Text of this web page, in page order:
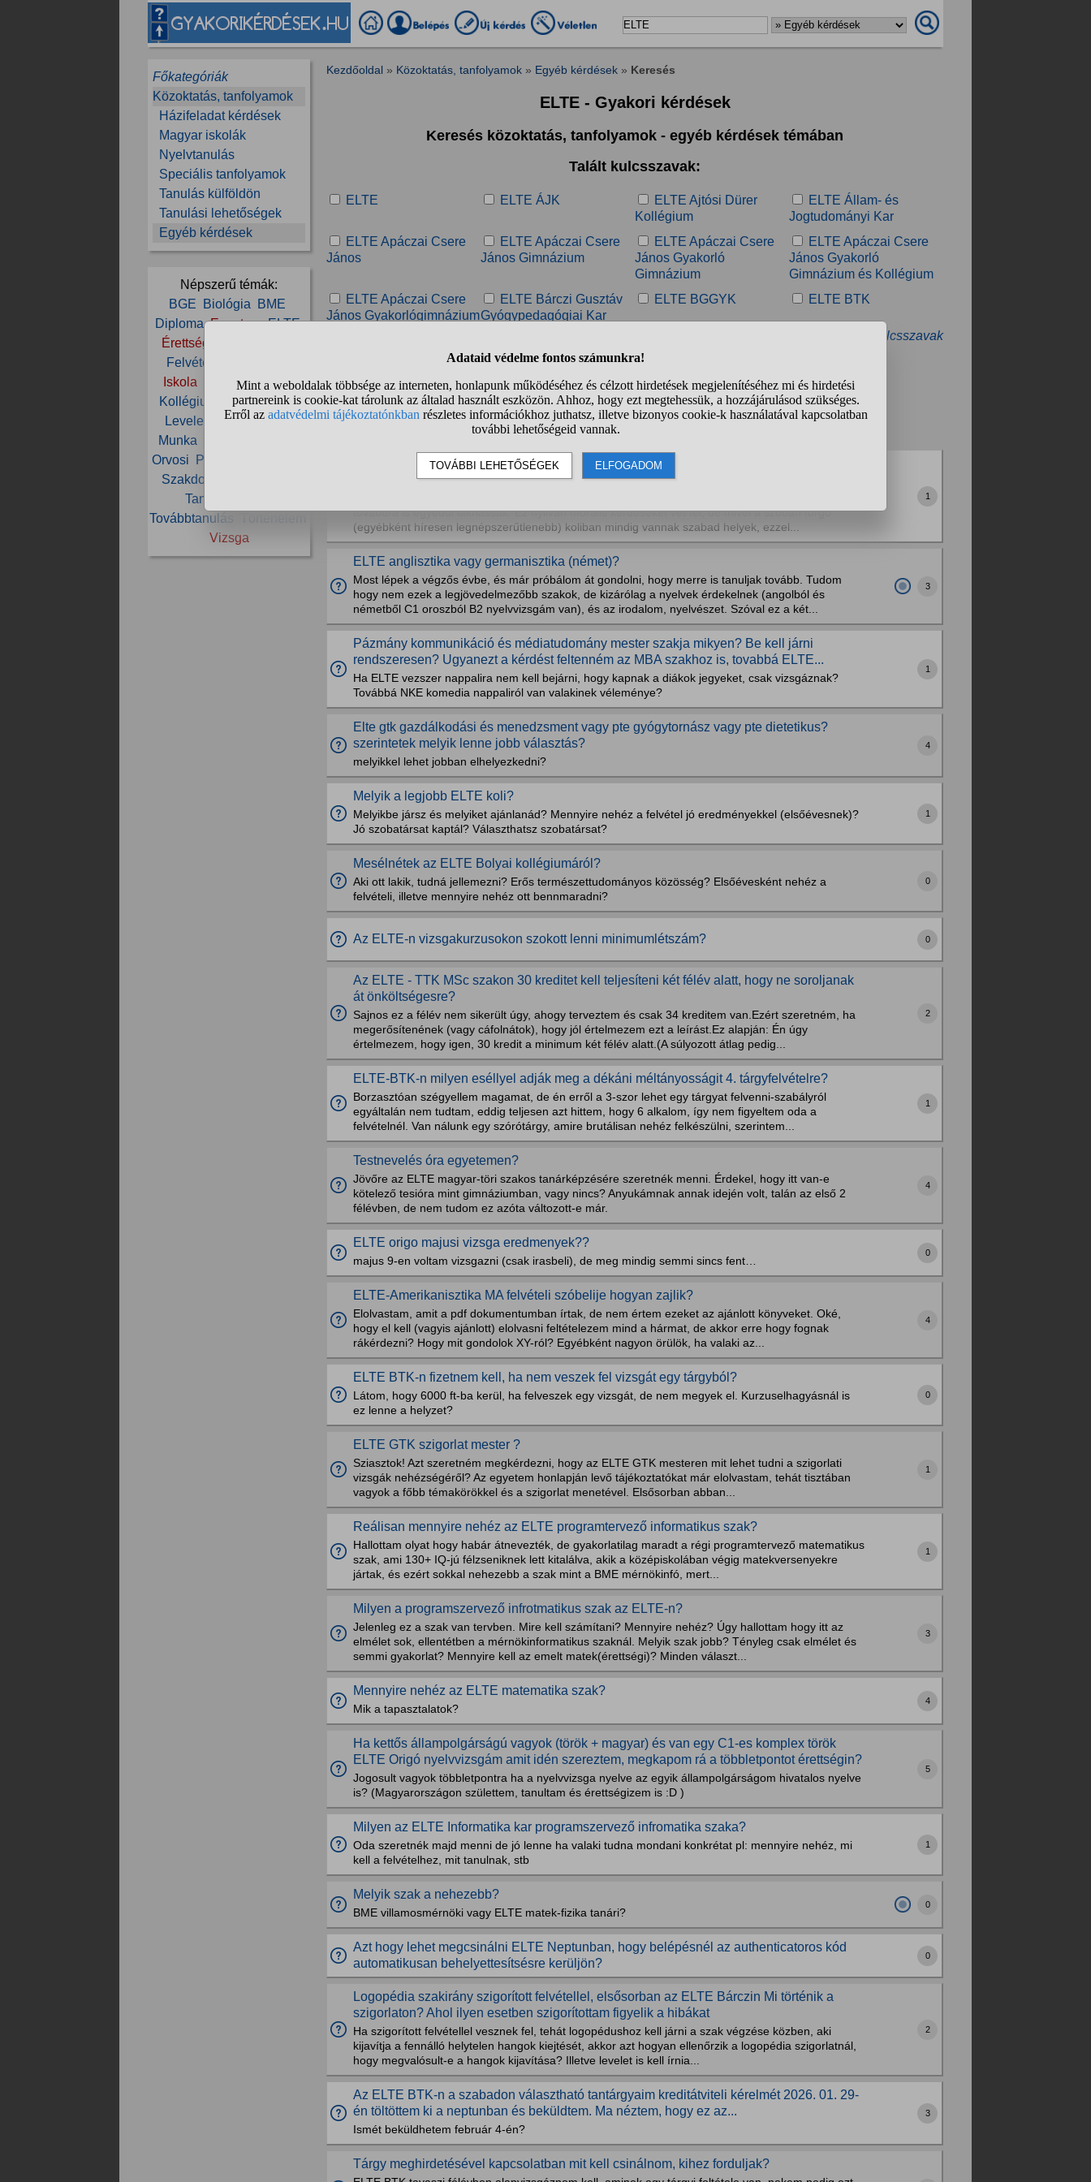
Főkategóriák
Közoktatás, tanfolyamok
Házifeladat kérdések
Magyar iskolák
Nyelvtanulás
Speciális tanfolyamok
Tanulás külföldön
Tanulási lehetőségek
Egyéb kérdések
Népszerű témák:
BGE
Biológia
BME
Diploma Egyetem ELTE
Érettségi
Felvételi
Iskola
Kémia Képzés
Kollégium
Középiskola
Levelező
Matematika
Munka
Orvosi
Pszichológia
Szakdolgozat
Tanár
Továbbtanulás
Vizsga
Kezdőoldal » Közoktatás, tanfolyamok » Egyéb kérdések » Keresés
ELTE - Gyakori kérdések
Keresés közoktatás, tanfolyamok - egyéb kérdések témában
Talált kulcsszavak:
ELTE ELTE ÁJK
ELTE Ajtósi Dürer
Kollégium
ELTE Állam- és
Jogtudományi Kar
ELTE Apáczai Csere
János
ELTE Apáczai Csere
János Gimnázium
ELTE Apáczai Csere
János Gyakorló
Gimnázium
ELTE Apáczai Csere
János Gyakorló
Gimnázium és Kollégium
ELTE Apáczai Csere
János Gyakorlógimnázium
ELTE Bárczi Gusztáv
Gyógypedagógiai Kar
ELTE BGGYK ELTE BTK
» További kapcsolódó kulcsszavak
Talált kérdések:
1 2 3 4 5 6 7 8 9 10 ... ❯ ❯❯
ELTE-s doktoranduszt keresek (vagy akár akit épp most vettek fel PhD-ra). Tud nekem
segíteni valaki? Részletek lentebb.
továbbra is egyedül lakhassak. Ez nyilván morális kérdéseket vet fel, de mivel a szóban forgó
(egyébként híresen legnépszerűtlenebb) koliban mindig vannak szabad helyek, ezzel...
1
ELTE anglisztika vagy germanisztika (német)?
Most lépek a végzős évbe, és már próbálom át gondolni, hogy merre is tanuljak tovább. Tudom
hogy nem ezek a legjövedelmezőbb szakok, de kizárólag a nyelvek érdekelnek (angolból és
németből C1 oroszból B2 nyelvvizsgám van), és az irodalom, nyelvészet. Szóval ez a két...
3
Pázmány kommunikáció és médiatudomány mester szakja mikyen? Be kell járni
rendszeresen? Ugyanezt a kérdést feltenném az MBA szakhoz is, tovabbá ELTE...
Ha ELTE vezszer nappalira nem kell bejárni, hogy kapnak a diákok jegyeket, csak vizsgáznak?
Továbbá NKE komedia nappaliról van valakinek véleménye?
1
Elte gtk gazdálkodási és menedzsment vagy pte gyógytornász vagy pte dietetikus?
szerintetek melyik lenne jobb választás?
melyikkel lehet jobban elhelyezkedni?
4
Melyik a legjobb ELTE koli?
Melyikbe jársz és melyiket ajánlanád? Mennyire nehéz a felvétel jó eredményekkel (elsőévesnek)?
Jó szobatársat kaptál? Választhatsz szobatársat?
1
Mesélnétek az ELTE Bolyai kollégiumáról?
Aki ott lakik, tudná jellemezni? Erős természettudományos közösség? Elsőévesként nehéz a
felvételi, illetve mennyire nehéz ott bennmaradni?
0
Az ELTE-n vizsgakurzusokon szokott lenni minimumlétszám? 0
Az ELTE - TTK MSc szakon 30 kreditet kell teljesíteni két félév alatt, hogy ne soroljanak
át önköltségesre?
Sajnos ez a félév nem sikerült úgy, ahogy terveztem és csak 34 kreditem van.Ezért szeretném, ha
megerősítenének (vagy cáfolnátok), hogy jól értelmezem ezt a leírást.Ez alapján: Én úgy
értelmezem, hogy igen, 30 kredit a minimum két félév alatt.(A súlyozott átlag pedig...
2
ELTE-BTK-n milyen eséllyel adják meg a dékáni méltányosságit 4. tárgyfelvételre?
Borzasztóan szégyellem magamat, de én erről a 3-szor lehet egy tárgyat felvenni-szabályról
egyáltalán nem tudtam, eddig teljesen azt hittem, hogy 6 alkalom, így nem figyeltem oda a
felvételnél. Van nálunk egy szórótárgy, amire brutálisan nehéz felkészülni, szerintem...
1
Testnevelés óra egyetemen?
Jövőre az ELTE magyar-töri szakos tanárképzésére szeretnék menni. Érdekel, hogy itt van-e
kötelező tesióra mint gimnáziumban, vagy nincs? Anyukámnak annak idején volt, talán az első 2
félévben, de nem tudom ez azóta változott-e már.
4
ELTE origo majusi vizsga eredmenyek??
majus 9-en voltam vizsgazni (csak irasbeli), de meg mindig semmi sincs fent…
0
ELTE-Amerikanisztika MA felvételi szóbelije hogyan zajlik?
Elolvastam, amit a pdf dokumentumban írtak, de nem értem ezeket az ajánlott könyveket. Oké,
hogy el kell (vagyis ajánlott) elolvasni feltételezem mind a hármat, de akkor erre hogy fognak
rákérdezni? Hogy mit gondolok XY-ról? Egyébként nagyon örülök, ha valaki az...
4
ELTE BTK-n fizetnem kell, ha nem veszek fel vizsgát egy tárgyból?
Látom, hogy 6000 ft-ba kerül, ha felveszek egy vizsgát, de nem megyek el. Kurzuselhagyásnál is
ez lenne a helyzet?
0
ELTE GTK szigorlat mester ?
Sziasztok! Azt szeretném megkérdezni, hogy az ELTE GTK mesteren mit lehet tudni a szigorlati
vizsgák nehézségéről? Az egyetem honlapján levő tájékoztatókat már elolvastam, tehát tisztában
vagyok a főbb témakörökkel és a szigorlat menetével. Elsősorban abban...
1
Reálisan mennyire nehéz az ELTE programtervező informatikus szak?
Hallottam olyat hogy habár átnevezték, de gyakorlatilag maradt a régi programtervező matematikus
szak, ami 130+ IQ-jú félzseniknek lett kitalálva, akik a középiskolában végig matekversenyekre
jártak, és ezért sokkal nehezebb a szak mint a BME mérnökinfó, mert...
1
Milyen a programszervező infrotmatikus szak az ELTE-n?
Jelenleg ez a szak van tervben. Mire kell számítani? Mennyire nehéz? Úgy hallottam hogy itt az
elmélet sok, ellentétben a mérnökinformatikus szaknál. Melyik szak jobb? Tényleg csak elmélet és
semmi gyakorlat? Mennyire kell az emelt matek(érettségi)? Minden választ...
3
Mennyire nehéz az ELTE matematika szak?
Mik a tapasztalatok?
4
Ha kettős állampolgárságú vagyok (török + magyar) és van egy C1-es komplex török
ELTE Origó nyelvvizsgám amit idén szereztem, megkapom rá a többletpontot érettségin?
Jogosult vagyok többletpontra ha a nyelvvizsga nyelve az egyik állampolgárságom hivatalos nyelve
is? (Magyarországon születtem, tanultam és érettségizem is :D )
5
Milyen az ELTE Informatika kar programszervező infromatika szaka?
Oda szeretnék majd menni de jó lenne ha valaki tudna mondani konkrétat pl: mennyire nehéz, mi
kell a felvételhez, mit tanulnak, stb
1
Melyik szak a nehezebb?
BME villamosmérnöki vagy ELTE matek-fizika tanári?
0
Azt hogy lehet megcsinálni ELTE Neptunban, hogy belépésnél az authenticatoros kód
automatikusan behelyettesítsésre kerüljön?
0
Logopédia szakirány szigorított felvétellel, elsősorban az ELTE Bárczin Mi történik a
szigorlaton? Ahol ilyen esetben szigorítottam figyelik a hibákat
Ha szigorított felvétellel vesznek fel, tehát logopédushoz kell járni a szak végzése közben, aki
kijavítja a fennálló helytelen hangok kiejtését, akkor azt hogyan ellenőrzik a logopédia szigorlatnál,
hogy megvalósult-e a hangok kijavítása? Illetve levelet is kell írnia...
2
Az ELTE BTK-n a szabadon választható tantárgyaim kreditátviteli kérelmét 2026. 01. 29-
én töltöttem ki a neptunban és beküldtem. Ma néztem, hogy ez az...
Ismét beküldhetem február 4-én?
3
Tárgy meghirdetésével kapcsolatban mit kell csinálnom, kihez forduljak?